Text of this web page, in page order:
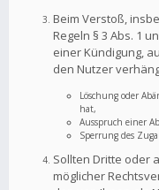
Beim Verstoß,
Regeln § 3 Abs. 1
einer Kündigung,
den Nutzer
Löschung oder
hat,
Ausspruch einer
Sperrung des
Sollten Dritte oder
möglicher